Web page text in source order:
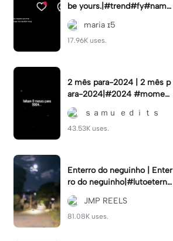
be yours.|#trend#fy#namo
rados#naoflopa#i5
maria ɪ5
17.96K uses.
2 mês para-2024 | 2 mês p
ara-2024|#2024 #moment
osfelizes
ｓａｍｕ ｅｄｉｔｓ
43.53K uses.
Enterro do neguinho | Enter
ro do neguinho|#lutoeterno
#saudadeseterna #amizada
de #emalta #fypcapc
JMP REELS
81.08K uses.